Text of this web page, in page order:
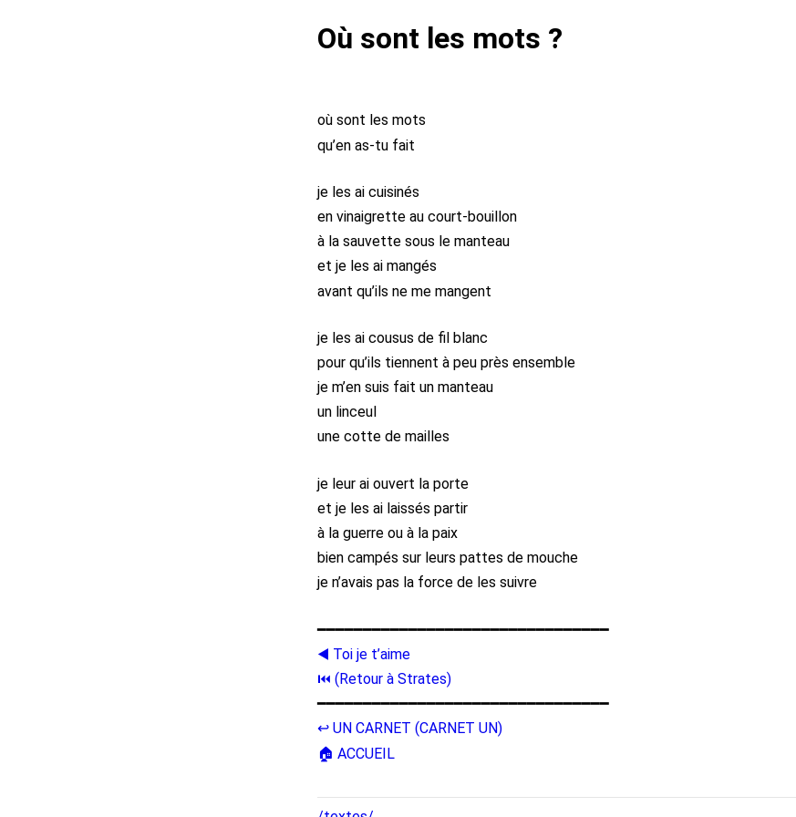
Où sont les mots ?
où sont les mots
qu’en as-tu fait
je les ai cuisinés
en vinaigrette au court-bouillon
à la sauvette sous le manteau
et je les ai mangés
avant qu’ils ne me mangent
je les ai cousus de fil blanc
pour qu’ils tiennent à peu près ensemble
je m’en suis fait un manteau
un linceul
une cotte de mailles
je leur ai ouvert la porte
et je les ai laissés partir
à la guerre ou à la paix
bien campés sur leurs pattes de mouche
je n’avais pas la force de les suivre
━━━━━━━━━━━━━━━━━━━━━━━━━━━━━━━━
◀️ Toi je t’aime
⏮ (Retour à Strates)
━━━━━━━━━━━━━━━━━━━━━━━━━━━━━━━━
↩️ UN CARNET (CARNET UN)
🏠 ACCUEIL